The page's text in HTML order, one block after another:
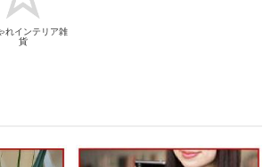
れインテリア雑
貨